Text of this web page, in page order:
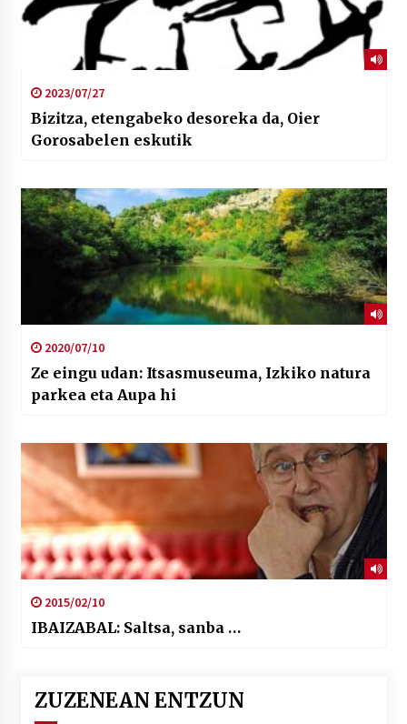
2023/07/27
Bizitza, etengabeko desoreka da, Oier
Gorosabelen eskutik
2020/07/10
Ze eingu udan: Itsasmuseuma, Izkiko natura
parkea eta Aupa hi
2015/02/10
IBAIZABAL: Saltsa, sanba …
ZUZENEAN ENTZUN